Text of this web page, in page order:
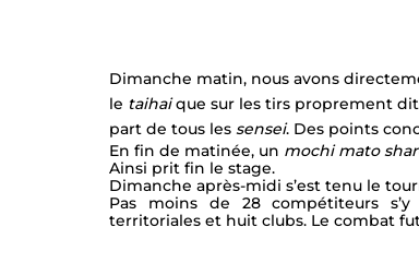
Dimanche matin, nous avons
le taihai que sur les tirs proprement
part de tous les sensei. Des points
En fin de matinée, un mochi mato
Ainsi prit fin le stage.
Dimanche après-midi s’est tenu le
Pas moins de 28 compétiteurs
territoriales et huit clubs. Le combat